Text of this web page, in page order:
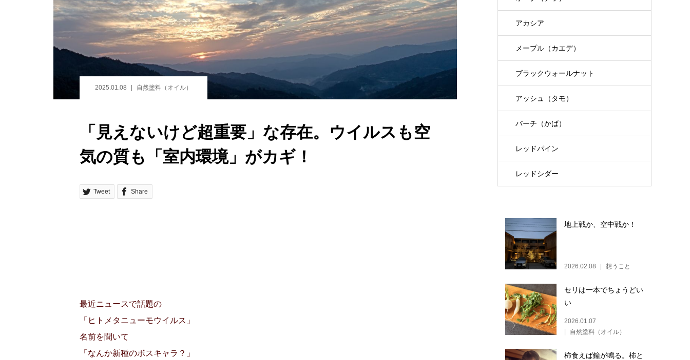
2025.01.08 自然塗料（オイル）
「見えないけど超重要」な存在。ウイルスも空
気の質も「室内環境」がカギ！
Tweet Share
最近ニュースで話題の
「ヒトメタニューモウイルス」
名前を聞いて
「なんか新種のボスキャラ？」
アカシア
メープル（カエデ）
ブラックウォールナット
アッシュ（タモ）
バーチ（かば）
レッドパイン
レッドシダー
地上戦か、空中戦か！
2026.02.08 想うこと
セリは一本でちょうどい
い
2026.01.07
自然塗料（オイル）
柿食えば鐘が鳴る。柿と